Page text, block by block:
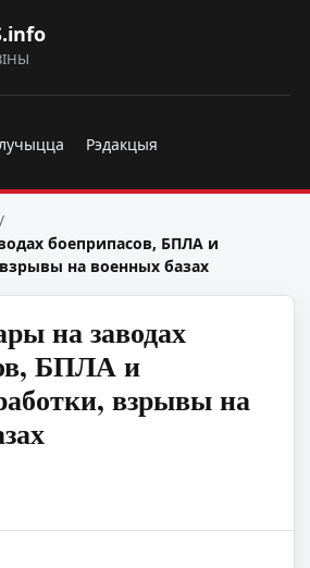
Рэдакцыя
/
боеприпасов, БПЛА и
на военных базах
на заводах
БПЛА и
взрывы на